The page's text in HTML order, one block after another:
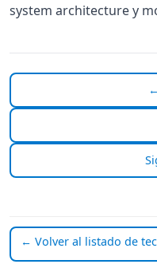
system architecture y
← Volver al listado de